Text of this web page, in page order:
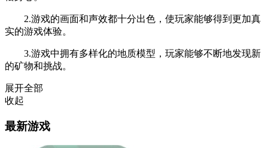
2.游戏的画面和声效都十分出色，使玩家能够得到更加真
实的游戏体验。
3.游戏中拥有多样化的地质模型，玩家能够不断地发现新
的矿物和挑战。
展开全部
收起
最新游戏